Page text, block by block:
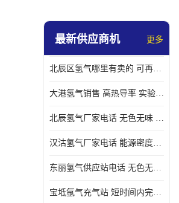
乙炔
最新供应商机 更多
北辰区氢气哪里有卖的 可再生 实验室应用
大港氢气销售 高热导率 实验室应用
北辰氢气厂家电话 无色无味 凝点为-259
汉沽氢气厂家电话 能源密度高 储存和传输便利
东丽氢气供应站电话 无色无味 储存和传输便利
宝坻氩气充气站 短时间内完成 人员经过培训